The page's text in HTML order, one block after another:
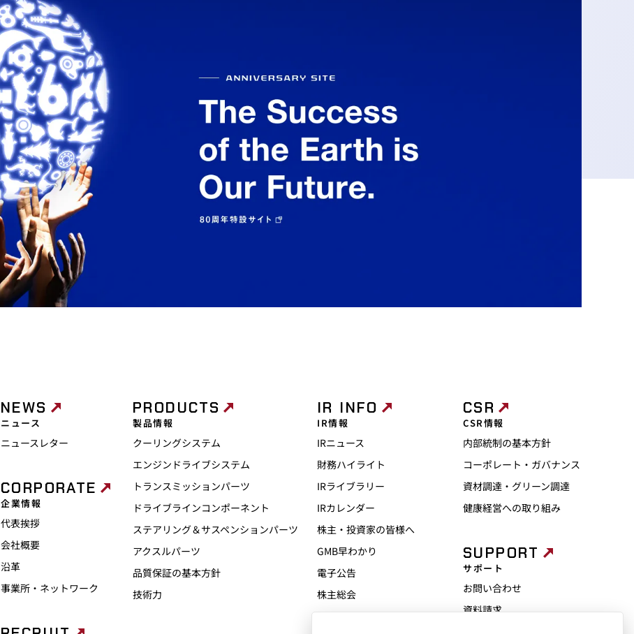
NEWS
ニュース
ニュースレター
CORPORATE
企業情報
代表挨拶
会社概要
沿革
事業所・ネットワーク
PRODUCTS
製品情報
クーリングシステム
エンジンドライブシステム
トランスミッションパーツ
ドライブラインコンポーネント
ステアリング＆サスペンションパーツ
アクスルパーツ
品質保証の基本方針
技術力
IR INFO
IR情報
IRニュース
財務ハイライト
IRライブラリー
IRカレンダー
株主・投資家の皆様へ
GMB早わかり
電子公告
株主総会
ディスクロージャーポリシー
CSR
CSR情報
内部統制の基本方針
コーポレート・ガバナンス
資材調達・グリーン調達
健康経営への取り組み
SUPPORT
サポート
お問い合わせ
資料請求